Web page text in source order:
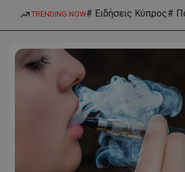
TRENDING NOW# Ειδήσεις Κύπρος#